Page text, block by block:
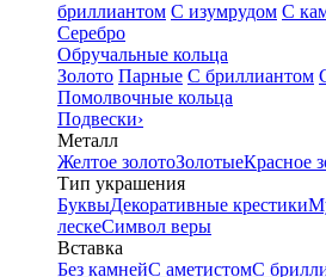
бриллиантом С изумрудом С
Серебро
Обручальные кольца
Золото Парные С бриллиантом
Помолвочные кольца
Подвески›
Металл
Желтое золотоЗолотыеКрасное
Тип украшения
БуквыДекоративные крестики
лескеСимвол веры
Вставка
Без камнейС аметистомС